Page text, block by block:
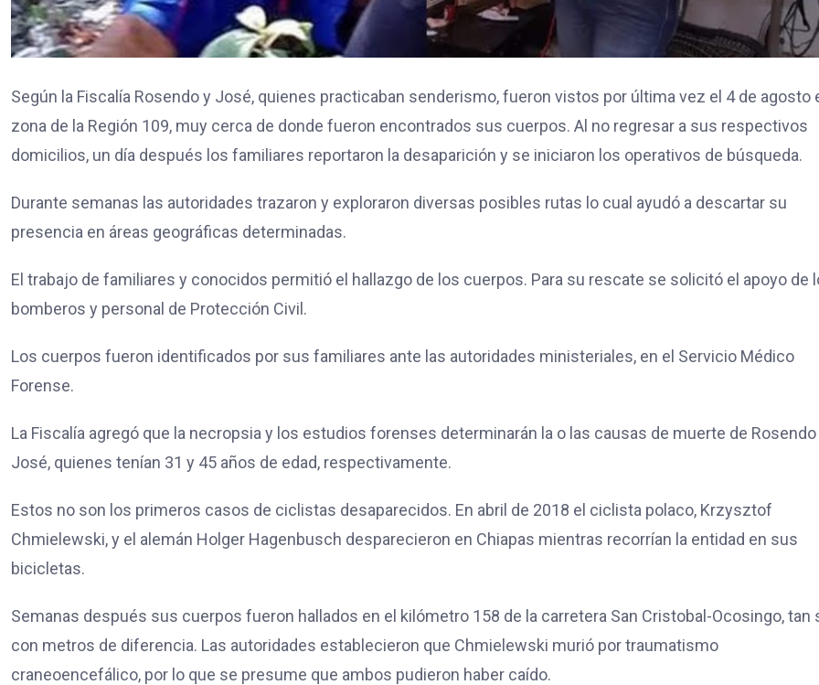
Según la Fiscalía Rosendo y José, quienes practicaban senderismo, fueron vistos por última vez el 4 de agosto
zona de la Región 109, muy cerca de donde fueron encontrados sus cuerpos. Al no regresar a sus respectivos
domicilios, un día después los familiares reportaron la desaparición y se iniciaron los operativos de búsqueda.
Durante semanas las autoridades trazaron y exploraron diversas posibles rutas lo cual ayudó a descartar su
presencia en áreas geográficas determinadas.
El trabajo de familiares y conocidos permitió el hallazgo de los cuerpos. Para su rescate se solicitó el apoyo de
bomberos y personal de Protección Civil.
Los cuerpos fueron identificados por sus familiares ante las autoridades ministeriales, en el Servicio Médico
Forense.
La Fiscalía agregó que la necropsia y los estudios forenses determinarán la o las causas de muerte de Rosendo
José, quienes tenían 31 y 45 años de edad, respectivamente.
Estos no son los primeros casos de ciclistas desaparecidos. En abril de 2018 el ciclista polaco, Krzysztof
Chmielewski, y el alemán Holger Hagenbusch desparecieron en Chiapas mientras recorrían la entidad en sus
bicicletas.
Semanas después sus cuerpos fueron hallados en el kilómetro 158 de la carretera San Cristobal-Ocosingo, tan
con metros de diferencia. Las autoridades establecieron que Chmielewski murió por traumatismo
craneoencefálico, por lo que se presume que ambos pudieron haber caído.